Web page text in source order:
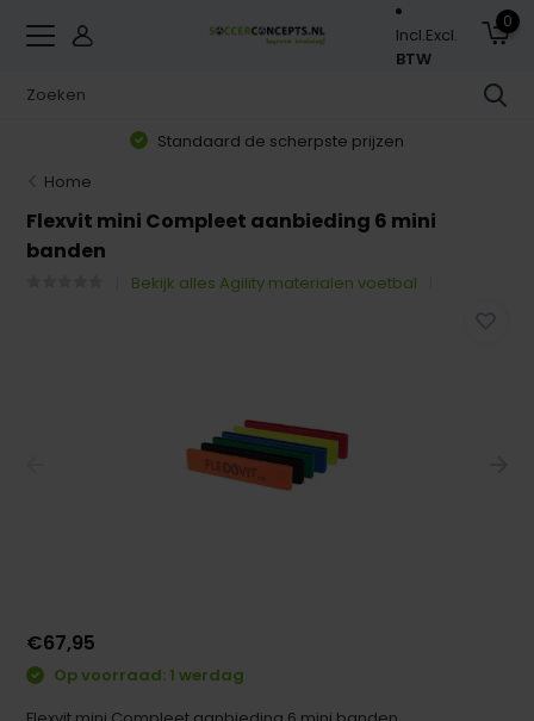
Incl.Excl.
BTW
0
Standaard de scherpste prijzen
Home
Flexvit mini Compleet aanbieding 6 mini
banden
Bekijk alles Agility materialen voetbal
€67,95
Op voorraad: 1 werdag